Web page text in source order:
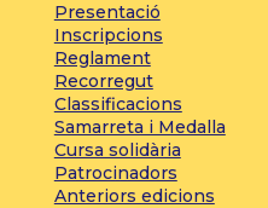
Presentació
Inscripcions
Reglament
Recorregut
Classificacions
Samarreta i Medalla
Cursa solidària
Patrocinadors
Anteriors edicions